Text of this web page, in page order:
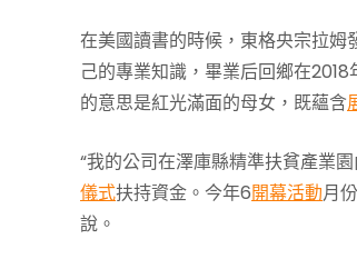
在美國讀書的時候，東格央宗拉
己的專業知識，畢業后回鄉在
的意思是紅光滿面的母女，既蘊含
“我的公司在澤庫縣精準扶貧產業
儀式扶持資金。今年6開幕活動月
說。